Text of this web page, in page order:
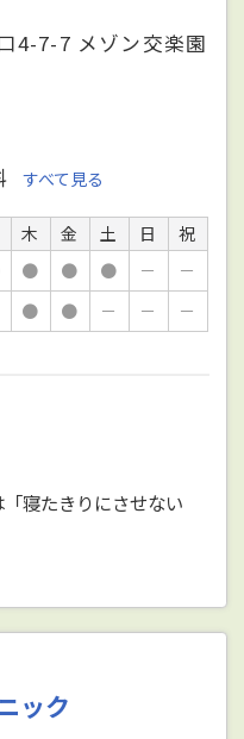
4-7-7 メゾン交楽園
すべて見る
木 金 土 日
祝
● ● ● －
－
● ● － － －
寝たきりにさせない
ック